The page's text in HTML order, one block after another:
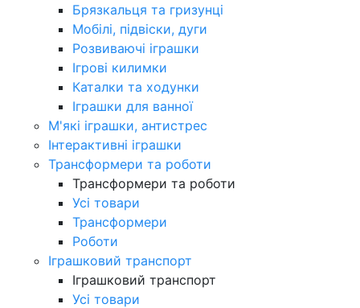
Брязкальця та гризунці
Мобілі, підвіски, дуги
Розвиваючі іграшки
Ігрові килимки
Каталки та ходунки
Іграшки для ванної
М'які іграшки, антистрес
Інтерактивні іграшки
Трансформери та роботи
Трансформери та роботи
Усі товари
Трансформери
Роботи
Іграшковий транспорт
Іграшковий транспорт
Усі товари